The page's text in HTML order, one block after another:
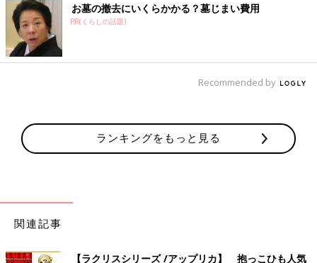
お墓の撤去にいくらかかる？墓じまい費用
PR(くらしの話題)
Recommended by
ランキングをもっと見る
関連記事
【ラクリスシリーズ /アップリカ】 抱っこひも人気